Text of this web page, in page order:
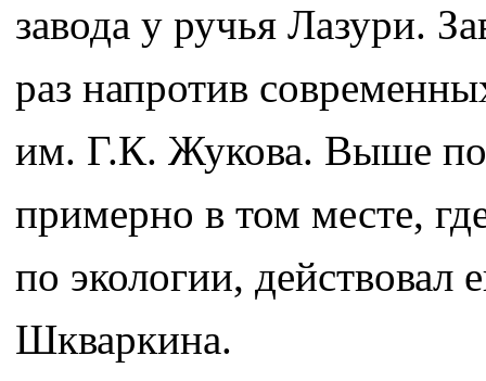
завода у ручья Лазури.
раз напротив
им. Г.К. Жукова. Выше по
примерно в том месте,
по экологии,
Шкваркина.